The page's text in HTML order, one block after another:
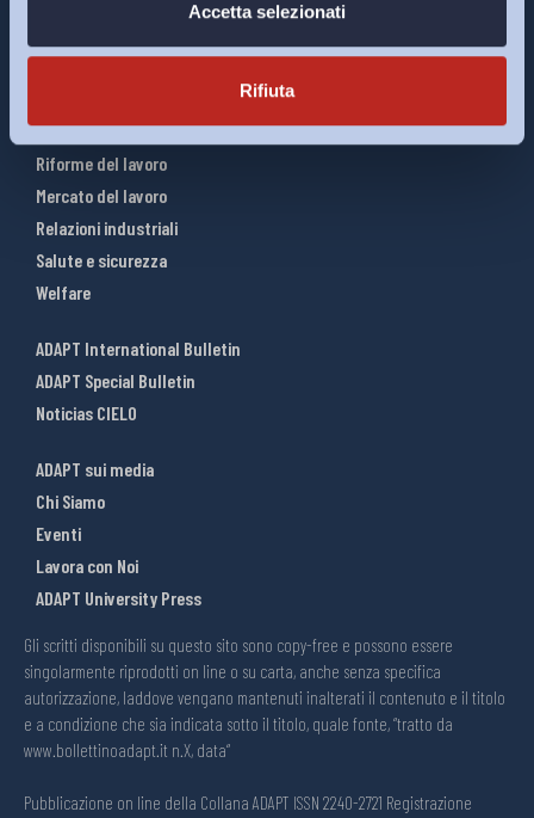
Accetta selezionati
Rifiuta
Infografiche
Riforme del lavoro
Mercato del lavoro
Relazioni industriali
Salute e sicurezza
Welfare
ADAPT International Bulletin
ADAPT Special Bulletin
Noticias CIELO
ADAPT sui media
Chi Siamo
Eventi
Lavora con Noi
ADAPT University Press
Gli scritti disponibili su questo sito sono copy-free e possono essere
singolarmente riprodotti on line o su carta, anche senza specifica
autorizzazione, laddove vengano mantenuti inalterati il contenuto e il titolo
e a condizione che sia indicata sotto il titolo, quale fonte, “tratto da
www.bollettinoadapt.it n.X, data“
Pubblicazione on line della Collana ADAPT ISSN 2240-2721 Registrazione